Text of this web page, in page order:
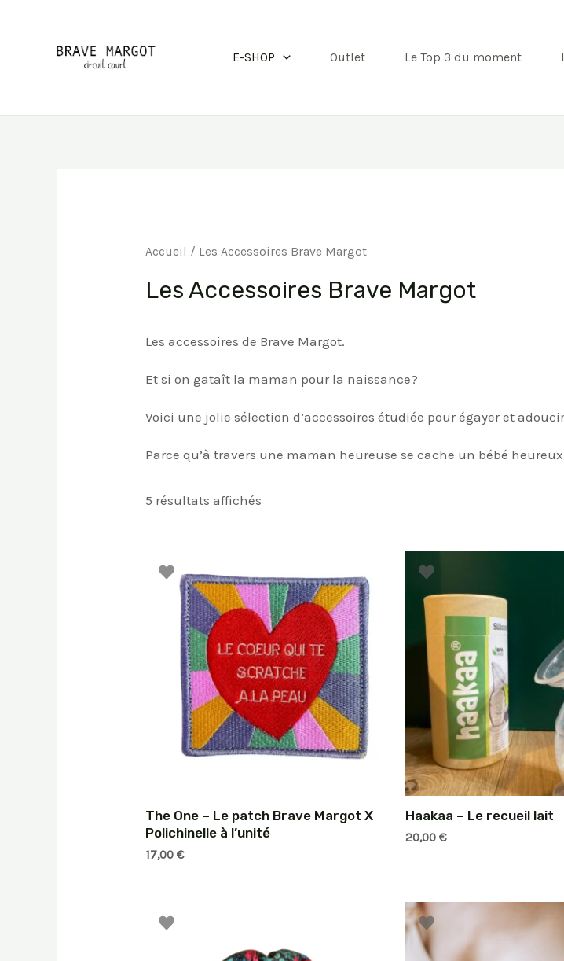
E-SHOP Outlet Le Top 3 du moment
Accueil / Les Accessoires Brave Margot
Les Accessoires Brave Margot
Les accessoires de Brave Margot.
Et si on gataît la maman pour la naissance?
Voici une jolie sélection d’accessoires étudiée pour égayer et
Parce qu’à travers une maman heureuse se cache un bébé
5 résultats affichés
ancien
The One – Le patch Brave Margot X
Polichinelle à l’unité
17,00€
Haakaa – Le recueil lait
20,00€